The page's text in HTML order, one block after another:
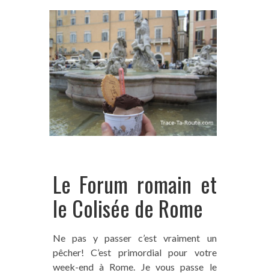
Le Forum romain et
le Colisée de Rome
Ne pas y passer c’est vraiment un
pêcher! C’est primordial pour votre
week-end à Rome. Je vous passe le